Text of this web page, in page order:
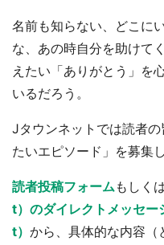
名前も知らない、どこに
な、あの時自分を助けて
えたい「ありがとう」を
いるだろう。
Jタウンネットでは読者
たいエピソード」を募集
読者投稿フォームもしく
t）のダイレクトメッセー
t） から、具体的な内容（